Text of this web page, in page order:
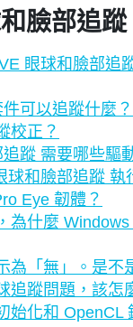
臉部追蹤
眼球和臉部追
可以追蹤什麼？
校正？
蹤 需要哪些驅
球和臉部追蹤 執
Eye 韌體？
為什麼
為「無」。是不
追蹤問題，該怎
始化和 OpenCL